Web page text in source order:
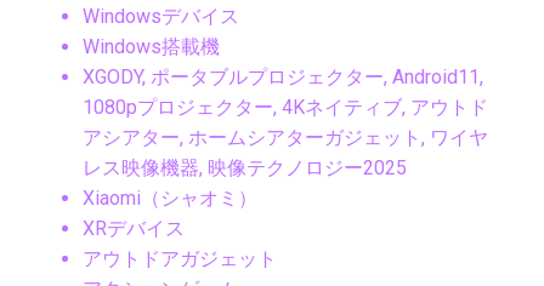
Windowsデバイス
Windows搭載機
XGODY, ポータブルプロジェクター, Android11,
1080pプロジェクター, 4Kネイティブ, アウトド
アシアター, ホームシアターガジェット, ワイヤ
レス映像機器, 映像テクノロジー2025
Xiaomi（シャオミ）
XRデバイス
アウトドアガジェット